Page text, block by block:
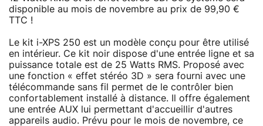
disponible au mois de novembre au prix de 99,90 €
TTC !
Le kit i-XPS 250 est un modèle conçu pour être utilisé
en intérieur. Ce kit noir dispose d'une entrée ligne et sa
puissance totale est de 25 Watts RMS. Proposé avec
une fonction « effet stéréo 3D » sera fourni avec une
télécommande sans fil permet de le contrôler bien
confortablement installé à distance. Il offre également
une entrée AUX lui permettant d'accueillir d'autres
appareils audio. Prévu pour le mois de novembre, ce